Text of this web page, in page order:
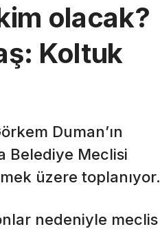
olacak?
Koltuk
Duman’ın
Belediye Meclisi
üzere toplanıyor.
nedeniyle meclis